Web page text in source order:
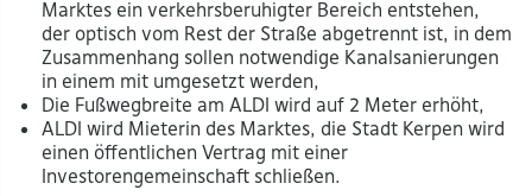
Marktes ein verkehrsberuhigter Bereich entstehen,
der optisch vom Rest der Straße abgetrennt ist, in dem
Zusammenhang sollen notwendige Kanalsanierungen
in einem mit umgesetzt werden,
Die Fußwegbreite am ALDI wird auf 2 Meter erhöht,
ALDI wird Mieterin des Marktes, die Stadt Kerpen wird
einen öffentlichen Vertrag mit einer
Investorengemeinschaft schließen.